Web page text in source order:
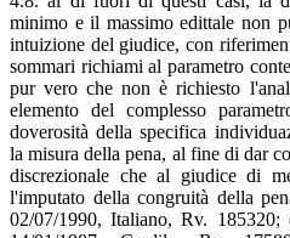
minimo e il massimo edittale non
intuizione del giudice, con
sommari richiami al parametro
pur vero che non è richiesto
elemento del complesso
doverosità della specifica
la misura della pena, al fine di dar
discrezionale che al giudice di
l'imputato della congruità della
02/07/1990, Italiano, Rv.